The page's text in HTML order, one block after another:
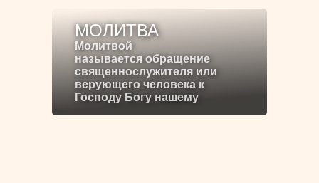
МОЛИТВА
Молитвой
называется обращение
священнослужителя или
верующего человека к
Господу Богу нашему